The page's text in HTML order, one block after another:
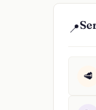
📍
🥩